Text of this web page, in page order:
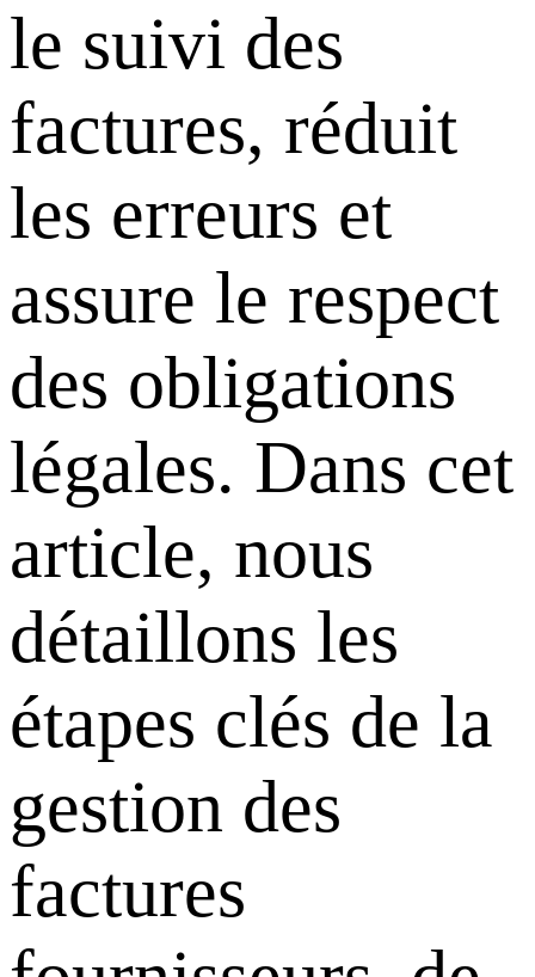
le suivi des
factures, réduit
les erreurs et
assure le respect
des obligations
légales. Dans cet
article, nous
détaillons les
étapes clés de la
gestion des
factures